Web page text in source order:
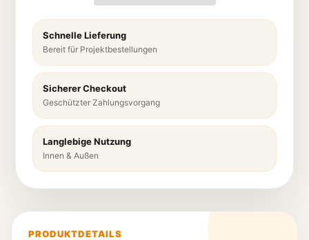
Schnelle Lieferung
Bereit für Projektbestellungen
Sicherer Checkout
Geschützter Zahlungsvorgang
Langlebige Nutzung
Innen & Außen
PRODUKTDETAILS